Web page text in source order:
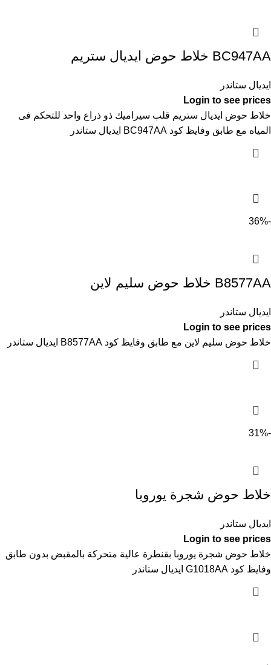
BC947AA خلاط حوض ايديال ستريم
ايديال ستاندر
Login to see prices
خلاط حوض ايديال ستريم قلب سيراميك ذو ذراع واحد للتحكم فى
المياه مع طابق وفايظ كود BC947AA ايديال ستاندر
-36%
B8577AA خلاط حوض سليم لاين
ايديال ستاندر
Login to see prices
خلاط حوض سليم لاين مع طابق وفايظ كود B8577AA ايديال ستاندر
-31%
خلاط حوض شجرة يوروبا
ايديال ستاندر
Login to see prices
خلاط حوض شجرة يوروبا بقنطرة عالية متحركة بالمقبض بدون طابق
وفايظ كود G1018AA ايديال ستاندر